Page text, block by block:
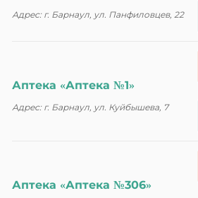
Адрес: г. Барнаул, ул. Панфиловцев, 22
Аптека «Аптека №1»
Адрес: г. Барнаул, ул. Куйбышева, 7
Аптека «Аптека №306»